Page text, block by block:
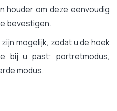
houder om deze eenvoudig
bevestigen.
mogelijk, zodat u de hoek
bij u past: portretmodus,
modus.